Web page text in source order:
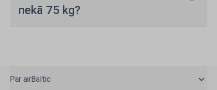
nekā 75 kg?
Par airBaltic